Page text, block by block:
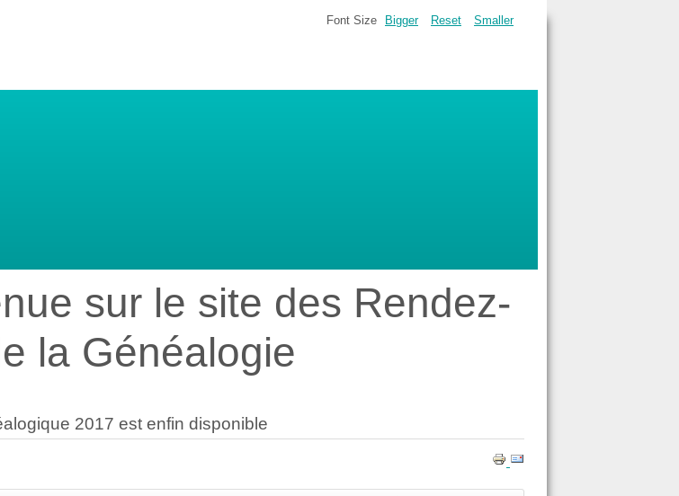
Font Size Bigger Reset Smaller
sur le site des Rendez-
la Généalogie
2017 est enfin disponible